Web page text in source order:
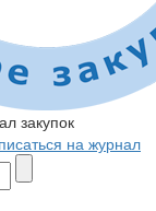
закупок
на журнал